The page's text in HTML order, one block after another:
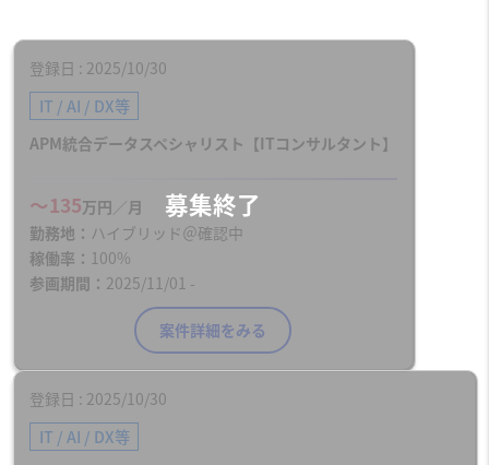
登録日 2025/10/30
IT / AI / DX等
APM統合データスペシャリスト【ITコンサルタント】
〜135万円／月
勤務地
ハイブリッド＠確認中
稼働率
100%
参画期間
2025/11/01 -
案件詳細をみる
登録日 2025/10/30
IT / AI / DX等